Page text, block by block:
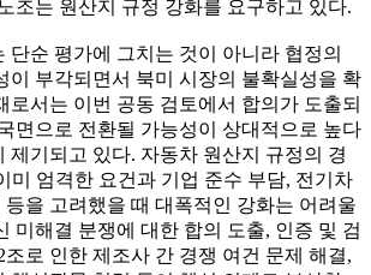
조는 원산지 규정 강화를 요구하고 있다.
단순 평가에 그치는 것이 아니라 협정의
이 부각되면서 북미 시장의 불확실성을 확
로서는 이번 공동 검토에서 합의가 도출되
면으로 전환될 가능성이 상대적으로 높다
제기되고 있다. 자동차 원산지 규정의 경
미 엄격한 요건과 기업 준수 부담, 전기차
등을 고려했을 때 대폭적인 강화는 어려울
미해결 분쟁에 대한 합의 도출, 인증 및 검
조로 인한 제조사 간 경쟁 여건 문제 해결,